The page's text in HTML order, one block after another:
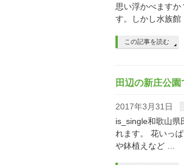
思い浮かべます
す。しかし水族館
この記事を読む
田辺の新庄公園
2017年3月31日
is_single和歌山県
れます。 花いっ
や鉢植えなど …